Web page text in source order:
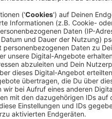
Der Kreis Siegen-
rund 36 Millionen
Krieges in der
Geflüchteten, höhere
Einfluss hat.
Landrat Andreas
Posten dabei ist der
In die Berufskollegs